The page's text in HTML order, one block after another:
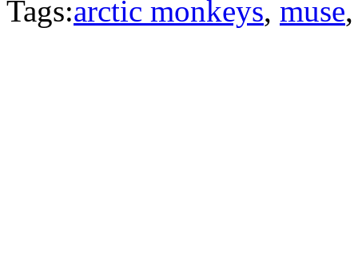
Tags:arctic monkeys, muse